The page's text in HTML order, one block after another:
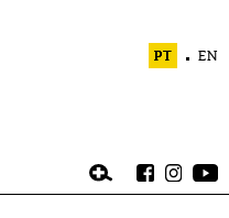
PT EN